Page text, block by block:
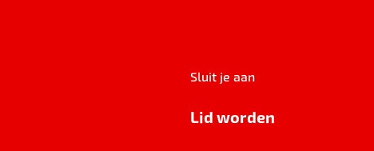
Sluit je aan
Lid worden